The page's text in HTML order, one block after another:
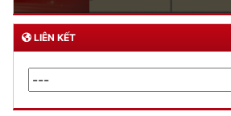
LIÊN KẾT